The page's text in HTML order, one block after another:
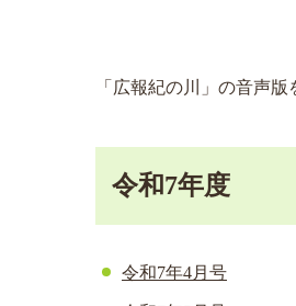
「広報紀の川」の音声
令和7年度
令和7年4月号